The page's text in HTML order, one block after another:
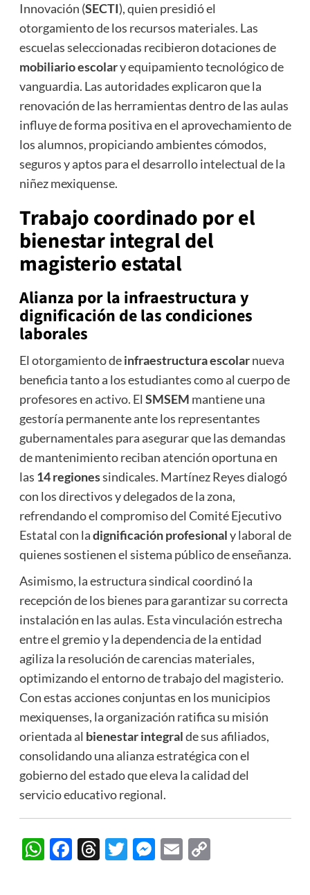
Innovación (SECTI), quien presidió el
otorgamiento de los recursos materiales. Las
escuelas seleccionadas recibieron dotaciones de
mobiliario escolary equipamiento tecnológico de
vanguardia. Las autoridades explicaron que la
renovación de las herramientas dentro de las aulas
influye de forma positiva en el aprovechamiento de
los alumnos, propiciando ambientes cómodos,
seguros y aptos para el desarrollo intelectual de la
niñez mexiquense.
Trabajo coordinado por el
bienestar integral del
magisterio estatal
Alianza por la infraestructura y
dignificación de las condiciones
laborales
El otorgamiento deinfraestructura escolarnueva
beneficia tanto a los estudiantes como al cuerpo de
profesores en activo. El SMSEM mantiene una
gestoría permanente ante los representantes
gubernamentales para asegurar que las demandas
de mantenimiento reciban atención oportuna en
las 14 regionessindicales. Martínez Reyes dialogó
con los directivos y delegados de la zona,
refrendando el compromiso del Comité Ejecutivo
Estatal con ladignificación profesionaly laboral de
quienes sostienen el sistema público de enseñanza.
Asimismo, la estructura sindical coordinó la
recepción de los bienes para garantizar su correcta
instalación en las aulas. Esta vinculación estrecha
entre el gremio y la dependencia de la entidad
agiliza la resolución de carencias materiales,
optimizando el entorno de trabajo del magisterio.
Con estas acciones conjuntas en los municipios
mexiquenses, la organización ratifica su misión
orientada al bienestar integralde sus afiliados,
consolidando una alianza estratégica con el
gobierno del estado que eleva la calidad del
servicio educativo regional.
WhatsApp
Facebook
Threads
Twitter
Messenger
EmailCopy